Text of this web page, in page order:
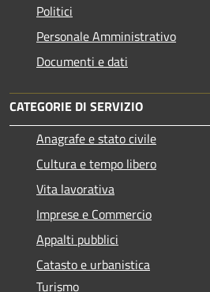
Politici
Personale Amministrativo
Documenti e dati
CATEGORIE DI SERVIZIO
Anagrafe e stato civile
Cultura e tempo libero
Vita lavorativa
Imprese e Commercio
Appalti pubblici
Catasto e urbanistica
Turismo